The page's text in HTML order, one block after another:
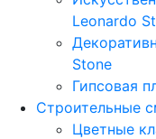
Leonardo
Stone
Гипсовая
Строительные
Цветные